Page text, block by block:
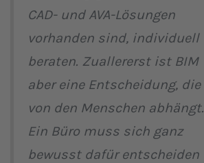
CAD- und AVA-Lösungen
vorhanden sind, individuell
beraten. Zuallererst ist BIM
aber eine Entscheidung, die
von den Menschen abhängt.
Ein Büro muss sich ganz
bewusst dafür entscheiden